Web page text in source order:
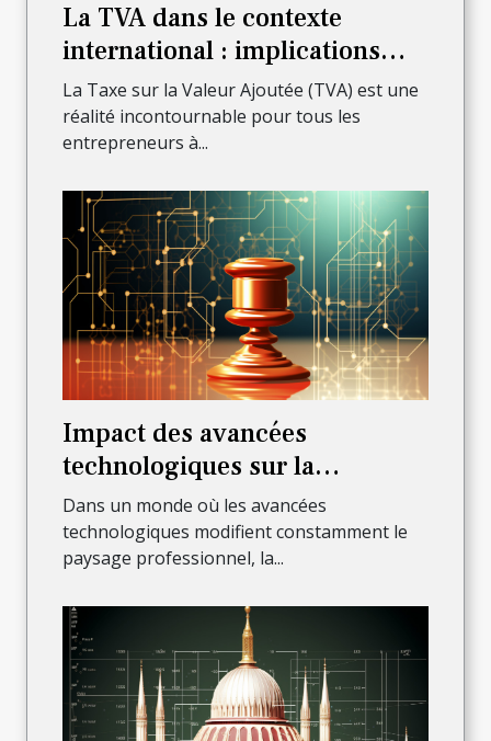
La TVA dans le contexte
international : implications
pour les auto-entrepreneurs
La Taxe sur la Valeur Ajoutée (TVA) est une
réalité incontournable pour tous les
entrepreneurs à...
Impact des avancées
technologiques sur la
profession d'avocat à Lyon
Dans un monde où les avancées
technologiques modifient constamment le
paysage professionnel, la...